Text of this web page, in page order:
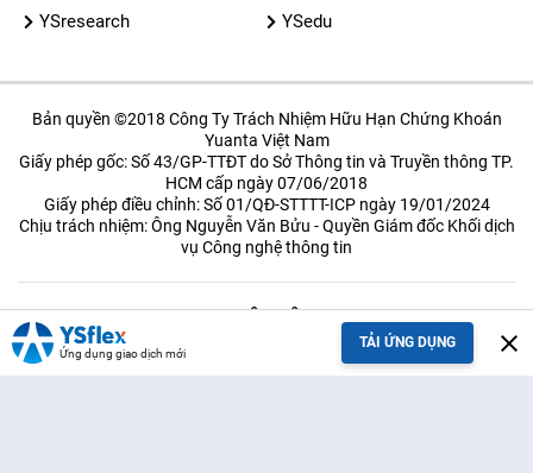
YSresearch
YSedu
Bản quyền ©2018 Công Ty Trách Nhiệm Hữu Hạn Chứng Khoán
Yuanta Việt Nam
Giấy phép gốc: Số 43/GP-TTĐT do Sở Thông tin và Truyền thông TP.
HCM cấp ngày 07/06/2018
Giấy phép điều chỉnh: Số 01/QĐ-STTTT-ICP ngày 19/01/2024
Chịu trách nhiệm: Ông Nguyễn Văn Bửu - Quyền Giám đốc Khối dịch
vụ Công nghệ thông tin
LIÊN HỆ
ĐIỀU KHOẢN SỬ DỤNG
Ứng dụng giao dịch mới
TẢI ỨNG DỤNG close